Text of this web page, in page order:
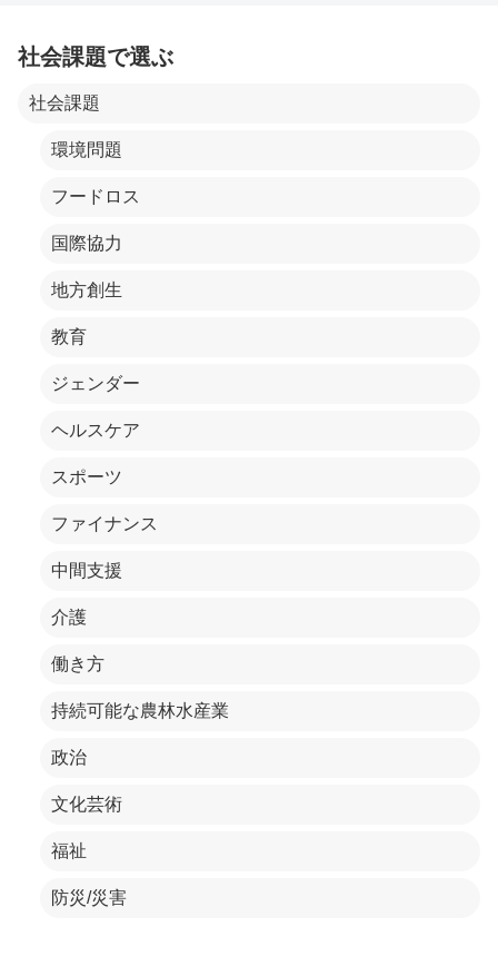
社会課題で選ぶ
社会課題
環境問題
フードロス
国際協力
地方創生
教育
ジェンダー
ヘルスケア
スポーツ
ファイナンス
中間支援
介護
働き方
持続可能な農林水産業
政治
文化芸術
福祉
防災/災害